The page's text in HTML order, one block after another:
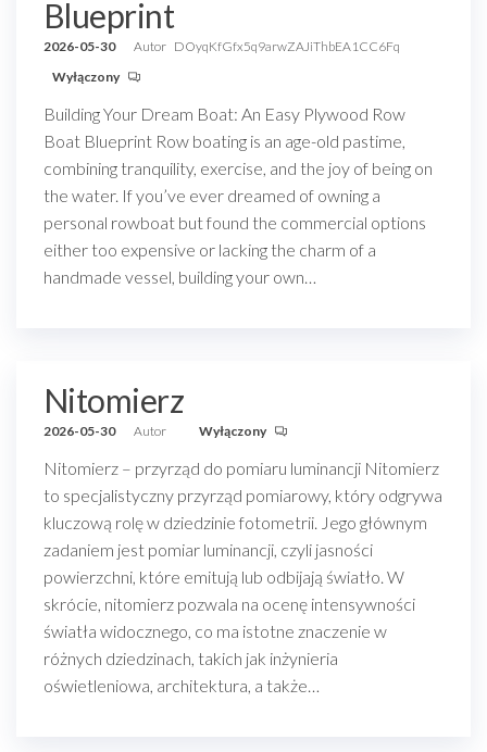
Blueprint
2026-05-30 Autor DOyqKfGfx5q9arwZAJiThbEA1CC6Fq
Wyłączony
Building Your Dream Boat: An Easy Plywood Row
Boat Blueprint Row boating is an age-old pastime,
combining tranquility, exercise, and the joy of being on
the water. If you’ve ever dreamed of owning a
personal rowboat but found the commercial options
either too expensive or lacking the charm of a
handmade vessel, building your own…
Nitomierz
2026-05-30 Autor Wyłączony
Nitomierz – przyrząd do pomiaru luminancji Nitomierz
to specjalistyczny przyrząd pomiarowy, który odgrywa
kluczową rolę w dziedzinie fotometrii. Jego głównym
zadaniem jest pomiar luminancji, czyli jasności
powierzchni, które emitują lub odbijają światło. W
skrócie, nitomierz pozwala na ocenę intensywności
światła widocznego, co ma istotne znaczenie w
różnych dziedzinach, takich jak inżynieria
oświetleniowa, architektura, a także…